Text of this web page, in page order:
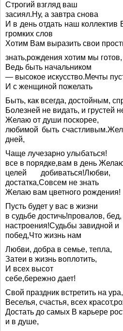
Строгий взгляд ваш
засиял.Ну, а завтра снова
И в день отдать наш
громких слов
Хотим Вам выразить свои
знать,рождения хотим мы готов,
Ведь быть начальником
— высокое искусство.Мечты
И с женщиной пожелать
Быть, как всегда, достойным,
Болезней не видать, и грустей
Желаю от души поскорее,
любимой быть
дней,
Чаще лучезарно улыбаться!
все в порядке,вам в день
целей
достатка,Совсем не знать
Желаю вам цветного рождения!
Пусть будет у вас в жизни
в судьбе достичь!провалов, бед,
настроения!Судьбы завидной и
побед,Что жизнь нам
Любви, добра в семье, тепла,
Затеи в жизнь воплотить,
И всех высот
себе,бережно дает!
Свой праздник встретить на ура,
Веселья, счастья, всех
Достать до самых В карьере
и в душе,